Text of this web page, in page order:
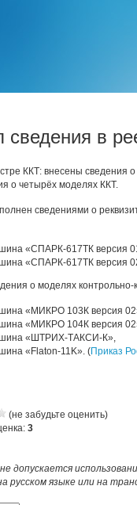
сведения в
ККТ: внесены сведения о
о четырёх моделях ККТ.
сведениями о
«СПАРК-617ТК версия
«СПАРК-617ТК версия
о моделях контрольно-
«МИКРО 103К версия
«МИКРО 104К версия
«ШТРИХ-ТАКСИ-К»,
«Flaton-11K». (Приказ
(не забудьте оценить)
3
допускается
русском языке или на